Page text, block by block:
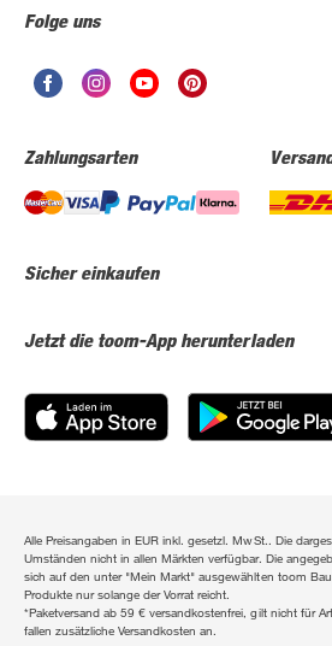
Folge uns
Zahlungsarten
Sicher einkaufen
Jetzt die toom-App herunterladen
Alle Preisangaben in EUR inkl. gesetzl. MwSt.. Die
Umständen nicht in allen Märkten verfügbar. Die
sich auf den unter "Mein Markt" ausgewählten toom
Produkte nur solange der Vorrat reicht.
*Paketversand ab 59 € versandkostenfrei, gilt nicht für
fallen zusätzliche Versandkosten an.